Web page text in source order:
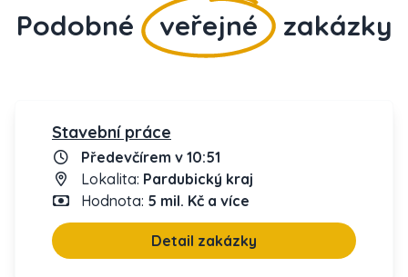
Podobné veřejné zakázky
Stavební práce
Předevčírem v 10:51
Lokalita: Pardubický kraj
Hodnota: 5 mil. Kč a více
Detail zakázky